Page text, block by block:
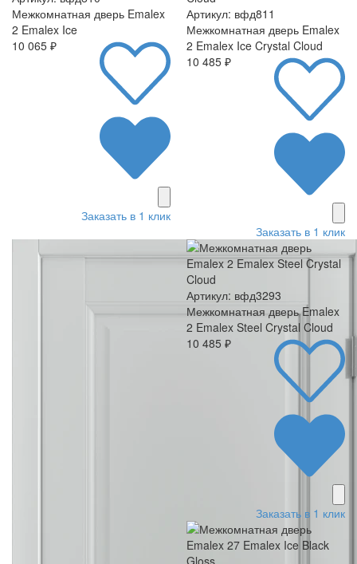
Межкомнатная дверь Emalex
2 Emalex Ice
10 065 ₽
Заказать в 1 клик
Артикул: вфд811
Межкомнатная дверь Emalex
2 Emalex Ice Crystal Cloud
10 485 ₽
Заказать в 1 клик
Артикул: вфд3293
Межкомнатная дверь Emalex
2 Emalex Steel Crystal Cloud
10 485 ₽
Заказать в 1 клик